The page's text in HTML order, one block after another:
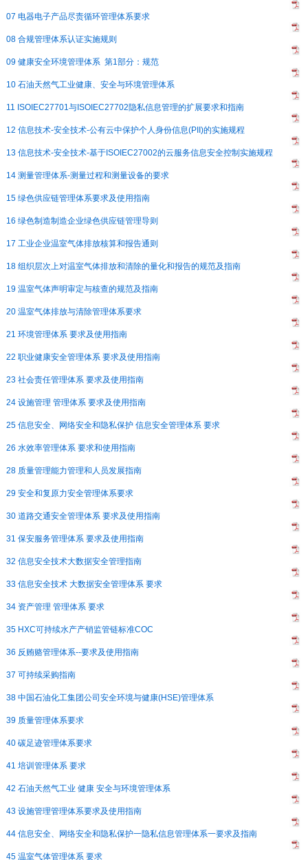
07 电器电子产品尽责循环管理体系要求
08 合规管理体系认证实施规则
09 健康安全环境管理体系 第1部分：规范
10 石油天然气工业健康、安全与环境管理体系
11 ISOIEC27701与ISOIEC27702隐私信息管理的扩展要求和指南
12 信息技术-安全技术-公有云中保护个人身份信息(PII)的实施规程
13 信息技术-安全技术-基于ISOIEC27002的云服务信息安全控制实施规程
14 测量管理体系-测量过程和测量设备的要求
15 绿色供应链管理体系要求及使用指南
16 绿色制造制造企业绿色供应链管理导则
17 工业企业温室气体排放核算和报告通则
18 组织层次上对温室气体排放和清除的量化和报告的规范及指南
19 温室气体声明审定与核查的规范及指南
20 温室气体排放与清除管理体系要求
21 环境管理体系 要求及使用指南
22 职业健康安全管理体系 要求及使用指南
23 社会责任管理体系 要求及使用指南
24 设施管理 管理体系 要求及使用指南
25 信息安全、网络安全和隐私保护 信息安全管理体系 要求
26 水效率管理体系 要求和使用指南
28 质量管理能力管理和人员发展指南
29 安全和复原力安全管理体系要求
30 道路交通安全管理体系 要求及使用指南
31 保安服务管理体系 要求及使用指南
32 信息安全技术大数据安全管理指南
33 信息安全技术 大数据安全管理体系 要求
34 资产管理 管理体系 要求
35 HXC可持续水产产销监管链标准COC
36 反贿赂管理体系--要求及使用指南
37 可持续采购指南
38 中国石油化工集团公司安全环境与健康(HSE)管理体系
39 质量管理体系要求
40 碳足迹管理体系要求
41 培训管理体系 要求
42 石油天然气工业 健康 安全与环境管理体系
43 设施管理管理体系要求及使用指南
44 信息安全、网络安全和隐私保护一隐私信息管理体系一要求及指南
45 温室气体管理体系 要求